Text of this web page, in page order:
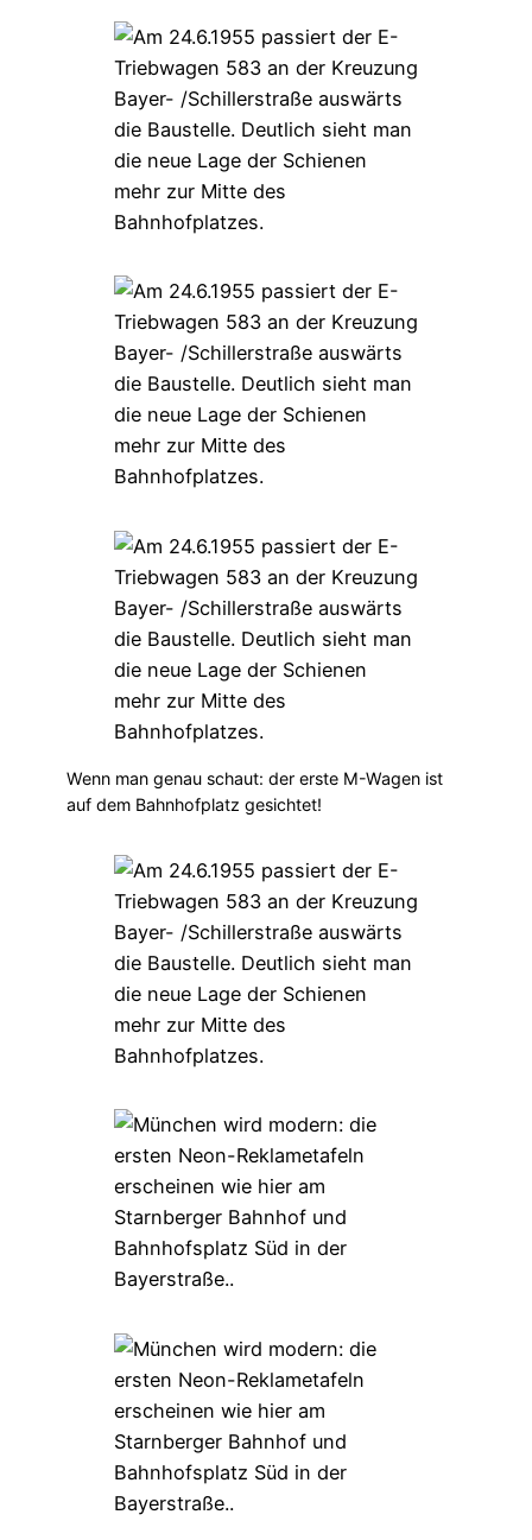
Wenn man genau schaut: der erste M-Wagen ist
auf dem Bahnhofplatz gesichtet!